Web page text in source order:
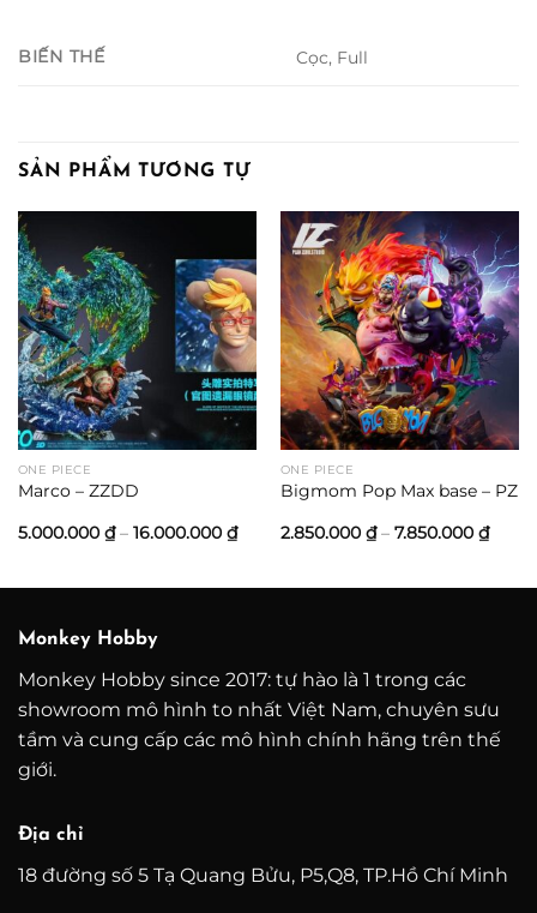
BIẾN THẾ Cọc, Full
SẢN PHẨM TƯƠNG TỰ
ONE PIECE
Marco – ZZDD
5.000.000 ₫ – 16.000.000 ₫Khoảng
giá:
đến
ONE PIECE
Bigmom Pop Max base – PZ
2.850.000 ₫ – 7.850.000 ₫
giá:
đến
Monkey Hobby
Monkey Hobby since 2017: tự hào là 1 trong các
showroom mô hình to nhất Việt Nam, chuyên sưu
tầm và cung cấp các mô hình chính hãng trên thế
giới.
Địa chỉ
18 đường số 5 Tạ Quang Bửu, P5,Q8, TP.Hồ Chí Minh